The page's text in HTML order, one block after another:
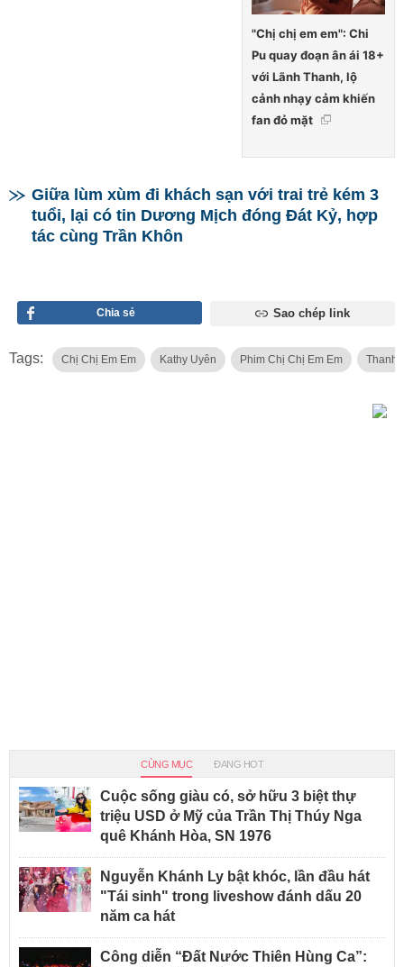
"Chị chị em em": Chi
Pu quay đoạn ân ái 18+
với Lãnh Thanh, lộ
cảnh nhạy cảm khiến
fan đỏ mặt
Giữa lùm xùm đi khách sạn với trai trẻ kém 3
tuổi, lại có tin Dương Mịch đóng Đát Kỷ, hợp
tác cùng Trần Khôn
Chia sẻ Sao chép link
Tags: Chị Chị Em Em Kathy Uyên Phim Chị Chị Em Em Thanh
CÙNG MỤC ĐANG HOT
Cuộc sống giàu có, sở hữu 3 biệt thự
triệu USD ở Mỹ của Trần Thị Thúy Nga
quê Khánh Hòa, SN 1976
Nguyễn Khánh Ly bật khóc, lần đầu hát
"Tái sinh" trong liveshow đánh dấu 20
năm ca hát
Công diễn “Đất Nước Thiên Hùng Ca”: